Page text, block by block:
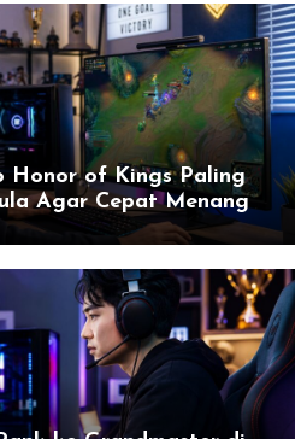
Honor of Kings Paling
Agar Cepat Menang